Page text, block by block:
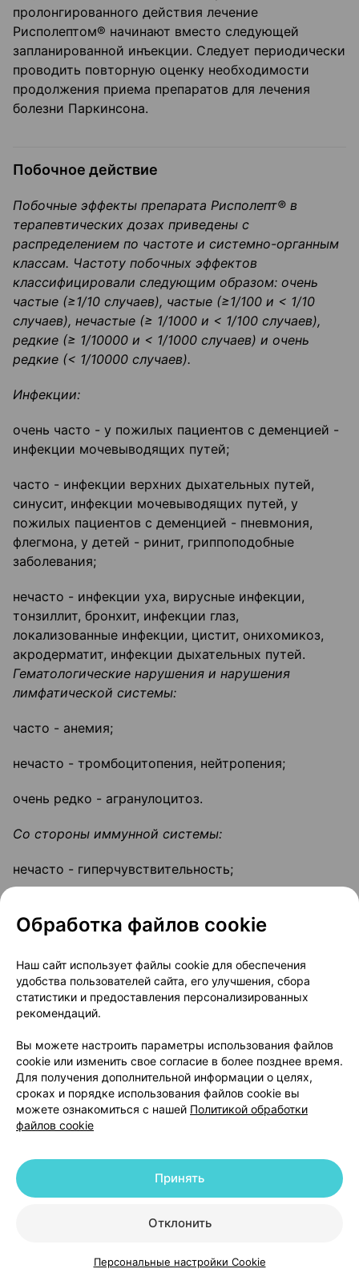
КаталогКорзинаИзбранноеПрофиль
пролонгированного действия лечение
Рисполептом® начинают вместо следующей
запланированной инъекции. Следует периодически
проводить повторную оценку необходимости
продолжения приема препаратов для лечения
болезни Паркинсона.
Побочное действие
Побочные эффекты препарата Рисполепт® в
терапевтических дозах приведены с
распределением по частоте и системно-органным
классам. Частоту побочных эффектов
классифицировали следующим образом: очень
частые (≥1/10 случаев), частые (≥1/100 и < 1/10
случаев), нечастые (≥ 1/1000 и < 1/100 случаев),
редкие (≥ 1/10000 и < 1/1000 случаев) и очень
редкие (< 1/10000 случаев).
Инфекции:
очень часто - у пожилых пациентов с деменцией -
инфекции мочевыводящих путей;
часто - инфекции верхних дыхательных путей,
синусит, инфекции мочевыводящих путей, у
пожилых пациентов с деменцией - пневмония,
флегмона, у детей - ринит, гриппоподобные
заболевания;
нечасто - инфекции уха, вирусные инфекции,
тонзиллит, бронхит, инфекции глаз,
локализованные инфекции, цистит, онихомикоз,
акродерматит, инфекции дыхательных путей.
Гематологические нарушения и нарушения
лимфатической системы:
часто - анемия;
нечасто - тромбоцитопения, нейтропения;
очень редко - агранулоцитоз.
Со стороны иммунной системы:
нечасто - гиперчувствительность;
Со стороны эндокринной системы
нечасто - гиперпролактинемия*, присутствие
глюкозы в моче, диабетическая кома;
антидиуретического гормона.
*Гиперпролактинемия в некоторых случаях может
привести к гинекомастии, нарушениям
менструального цикла, аменорее, ановуляции,
либидо, эректильной дисфункции.
Нарушения метаболизма и питания:
часто - увеличение веса, у пожилых пациентов с
увеличение аппетита;
Обработка файлов cookie
Наш сайт использует файлы cookie для обеспечения
удобства пользователей сайта, его улучшения, сбора
статистики и предоставления персонализированных
рекомендаций.
Вы можете настроить параметры использования файлов
cookie или изменить свое согласие в более позднее время.
Для получения дополнительной информации о целях,
сроках и порядке использования файлов cookie вы
можете ознакомиться с нашей Политикой обработки
файлов cookie
Отклонить
Принять
Персональные настройки Cookie